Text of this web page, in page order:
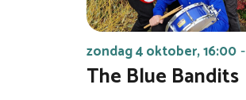
zondag 4 oktober, 16:00 -
The Blue Bandits